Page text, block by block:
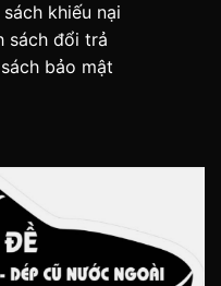
sách khiếu nại
sách đổi trả
bảo mật